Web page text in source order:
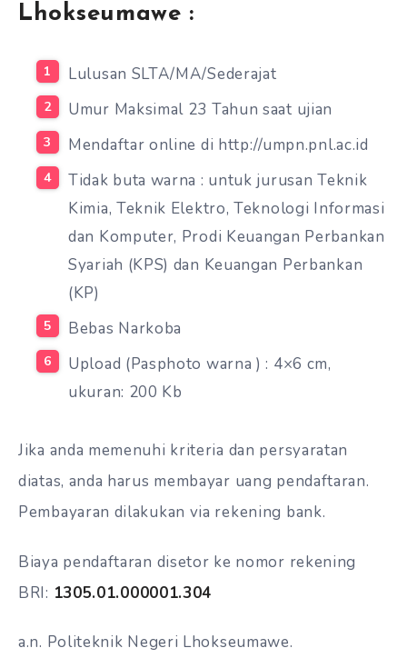
Lhokseumawe :
Lulusan SLTA/MA/Sederajat
Umur Maksimal 23 Tahun saat ujian
Mendaftar online di http://umpn.pnl.ac.id
Tidak buta warna : untuk jurusan Teknik
Kimia, Teknik Elektro, Teknologi Informasi
dan Komputer, Prodi Keuangan Perbankan
Syariah (KPS) dan Keuangan Perbankan
(KP)
Bebas Narkoba
Upload (Pasphoto warna ) : 4×6 cm,
ukuran: 200 Kb
Jika anda memenuhi kriteria dan persyaratan
diatas, anda harus membayar uang pendaftaran.
Pembayaran dilakukan via rekening bank.
Biaya pendaftaran disetor ke nomor rekening
BRI: 1305.01.000001.304
a.n. Politeknik Negeri Lhokseumawe.